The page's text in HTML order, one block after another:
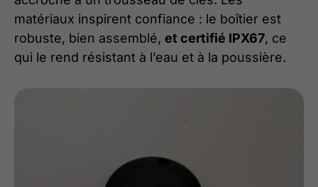
matériaux inspirent confiance : le boîtier est
robuste, bien assemblé, et certifié IPX67, ce
qui le rend résistant à l’eau et à la poussière.